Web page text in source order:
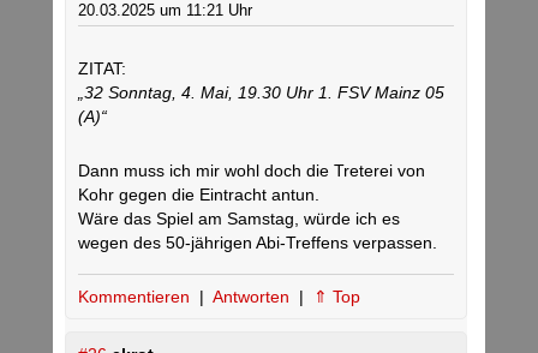
20.03.2025 um 11:21 Uhr
ZITAT:
„32 Sonntag, 4. Mai, 19.30 Uhr 1. FSV Mainz 05
(A)“
Dann muss ich mir wohl doch die Treterei von
Kohr gegen die Eintracht antun.
Wäre das Spiel am Samstag, würde ich es
wegen des 50-jährigen Abi-Treffens verpassen.
Kommentieren | Antworten | ⇑ Top